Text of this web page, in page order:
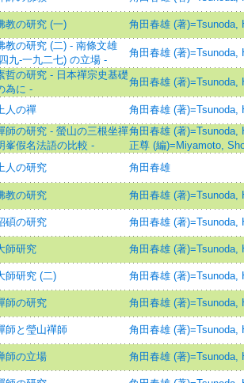
教の研究 (一)
角田春雄 (著)=Tsunoda,
教の研究 (二) - 南條文雄
九-一九二七) の立場 -
角田春雄 (著)=Tsunoda,
哲の研究 - 日本禪宗史基礎
為に -
角田春雄 (著)=Tsunoda,
人の禪
角田春雄 (著)=Tsunoda,
師の研究 - 螢山の三根坐禪
峯假名法語の比較 -
角田春雄 (著)=Tsunoda,
正尊 (編)=Miyamoto,
人の研究
角田春雄
教の研究 角田春雄 (著)=Tsunoda,
碩の研究 角田春雄 (著)=Tsunoda,
師研究 角田春雄 (著)=Tsunoda,
師研究 (二) 角田春雄 (著)=Tsunoda,
師の研究 角田春雄 (著)=Tsunoda,
師と瑩山禪師 角田春雄 (著)=Tsunoda,
師の立場 角田春雄 (著)=Tsunoda,